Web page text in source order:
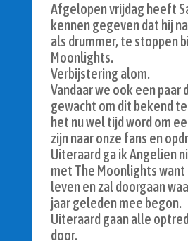
Afgelopen vrijdag heeft
kennen gegeven dat hij
als drummer, te stoppen
Moonlights.
Verbijstering alom.
Vandaar we ook een paar
gewacht om dit bekend
het nu wel tijd word om
zijn naar onze fans en
Uiteraard ga ik Angelien
met The Moonlights want
leven en zal doorgaan
jaar geleden mee begon.
Uiteraard gaan alle
door.